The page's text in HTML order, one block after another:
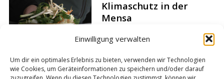
Einwilligung verwalten
Um dir ein optimales Erlebnis zu bieten, verwenden wir Technologien
wie Cookies, um Geräteinformationen zu speichern und/oder darauf
Klimaschutz in der
Mensa
kurt-tv
c
h